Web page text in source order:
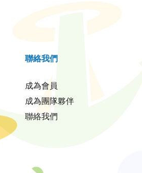
聯絡我們
成為會員
成為團隊夥伴
聯絡我們